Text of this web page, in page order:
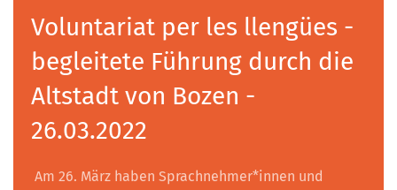
Voluntariat per les llengües -
begleitete Führung durch die
Altstadt von Bozen -
26.03.2022
Am 26. März haben Sprachnehmer*innen und